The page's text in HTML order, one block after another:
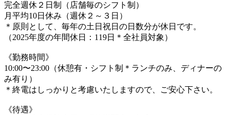
完全週休２日制（店舗毎のシフト制）
月平均10日休み（週休２～３日）
＊原則として、毎年の土日祝日の日数分が休日です。
（2025年度の年間休日：119日＊全社員対象）
《勤務時間》
10:00〜23:00（休憩有・シフト制＊ランチのみ、ディナーの
み有り）
＊終電はしっかりと考慮いたしますので、ご安心下さい。
《待遇》